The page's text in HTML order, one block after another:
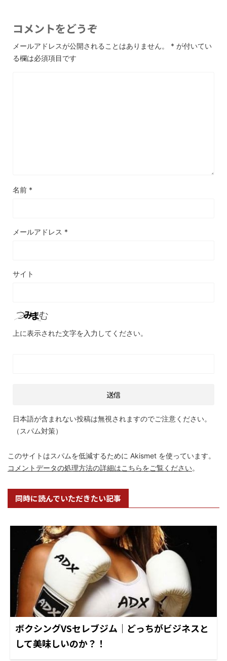
コメントをどうぞ
メールアドレスが公開されることはありません。 * が付いてい
る欄は必須項目です
名前 *
メールアドレス *
サイト
上に表示された文字を入力してください。
日本語が含まれない投稿は無視されますのでご注意ください。
（スパム対策）
このサイトはスパムを低減するために Akismet を使っています。
コメントデータの処理方法の詳細はこちらをご覧ください。
同時に読んでいただきたい記事
ボクシングVSセレブジム｜どっちがビジネスと
して美味しいのか？！